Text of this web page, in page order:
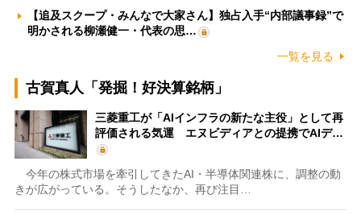
【追及スクープ・みんなで大家さん】独占入手“内部議事録”で
明かされる柳瀬健一・代表の思…
一覧を見る
古賀真人「発掘！好決算銘柄」
三菱重工が「AIインフラの新たな主役」として再
評価される気運 エヌビディアとの提携でAIデ…
今年の株式市場を牽引してきたAI・半導体関連株に、調整の動
きが広がっている。そうしたなか、再び注目…